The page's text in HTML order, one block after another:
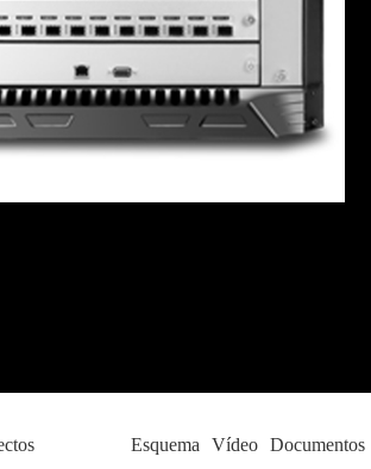
Esquema Vídeo Documentos